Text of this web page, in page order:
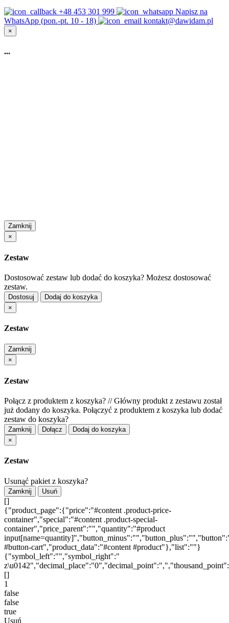
+48 453 301 999
Napisz na
WhatsApp (pon.-pt. 10 - 18)
kontakt@dawidam.pl
×
...
Zamknij
×
Zestaw
Dostosować zestaw lub dodać do koszyka? Możesz dostosować
zestaw.
Dostosuj
Dodaj do koszyka
×
Zestaw
Zamknij
×
Zestaw
Połącz z produktem z koszyka? //Główny produkt z zestawu został
już dodany do koszyka. Połączyć z produktem z koszyka lub dodać
zestaw do koszyka?
Zamknij Dołącz
Dodaj do koszyka
×
Zestaw
Usunąć pakiet z koszyka?
Zamknij Usuń
[]
{"product_page":{"price":"#content .product-price-
container","special":"#content .product-special-
container","price_parent":"","quantity":"#product
#button-cart","product_data":"#content #product"},"list":""}
{"symbol_left":"","symbol_right":"
[]
1
false
false
true
Usuń